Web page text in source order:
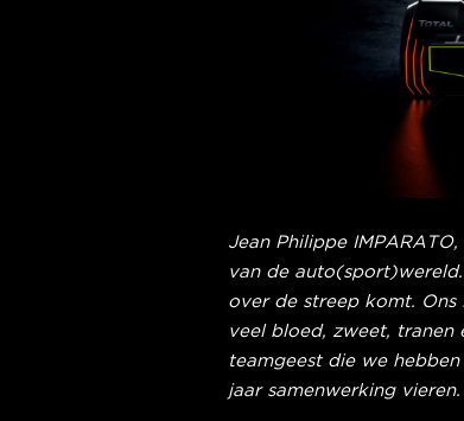
Jean Philippe
van de
over de streep komt.
veel bloed, zweet, tranen
teamgeest die we
jaar samenwerking vieren.